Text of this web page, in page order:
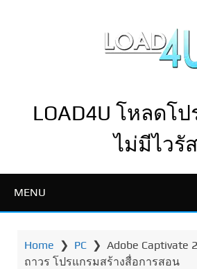
LOAD4U โหลดโ
ไม่มีไวรัส
MENU
Home ❯ PC ❯ Adobe Captivate
ถาวร โปรแกรมสร้างสื่อการสอน